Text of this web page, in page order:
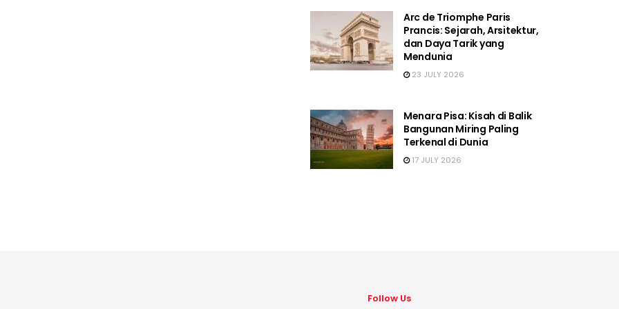
Arc de Triomphe Paris
Prancis: Sejarah, Arsitektur,
dan Daya Tarik yang
Mendunia
23 JULY 2026
Menara Pisa: Kisah di Balik
Bangunan Miring Paling
Terkenal di Dunia
17 JULY 2026
Follow Us